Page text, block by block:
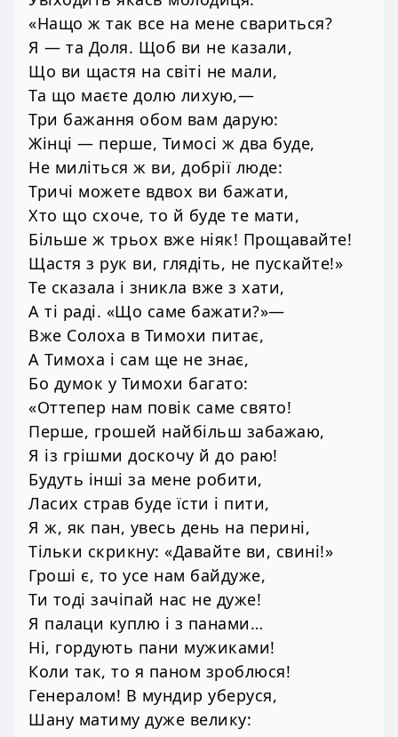
«Нащо ж так все на мене свариться?
Я — та Доля. Щоб ви не казали,
Що ви щастя на світі не мали,
Та що маєте долю лихую,—
Три бажання обом вам дарую:
Жінці — перше, Тимосі ж два буде,
Не миліться ж ви, добрії люде:
Тричі можете вдвох ви бажати,
Хто що схоче, то й буде те мати,
Більше ж трьох вже ніяк! Прощавайте!
Щастя з рук ви, глядіть, не пускайте!»
Те сказала і зникла вже з хати,
А ті раді. «Що саме бажати?»—
Вже Солоха в Тимохи питає,
А Тимоха і сам ще не знає,
Бо думок у Тимохи багато:
«Оттепер нам повік саме свято!
Перше, грошей найбільш забажаю,
Я із грішми доскочу й до раю!
Будуть інші за мене робити,
Ласих страв буде їсти і пити,
Я ж, як пан, увесь день на перині,
Тільки скрикну: «Давайте ви, свині!»
Гроші є, то усе нам байдуже,
Ти тоді зачіпай нас не дуже!
Я палаци куплю і з панами…
Ні, гордують пани мужиками!
Коли так, то я паном зроблюся!
Генералом! В мундир уберуся,
Шану матиму дуже велику: